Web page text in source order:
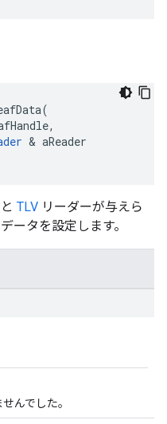
& aReader
TLV リーダーが与えら
ータを設定します。
んでした。